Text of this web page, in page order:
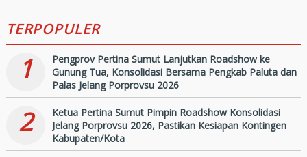
Merah Putih
TERPOPULER
1
Pengprov Pertina Sumut Lanjutkan Roadshow ke
Gunung Tua, Konsolidasi Bersama Pengkab Paluta dan
Palas Jelang Porprovsu 2026
2
Ketua Pertina Sumut Pimpin Roadshow Konsolidasi
Jelang Porprovsu 2026, Pastikan Kesiapan Kontingen
Kabupaten/Kota